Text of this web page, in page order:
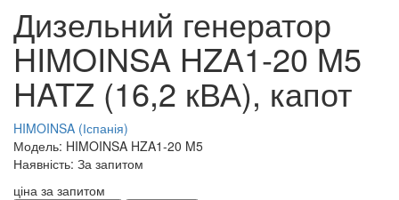
Дизельний генератор
HIMOINSA HZA1-20 M5
HATZ (16,2 кВА), капот
HIMOINSA (Іспанія)
Модель: HIMOINSA HZA1-20 M5
Наявність: За запитом
ціна за запитом